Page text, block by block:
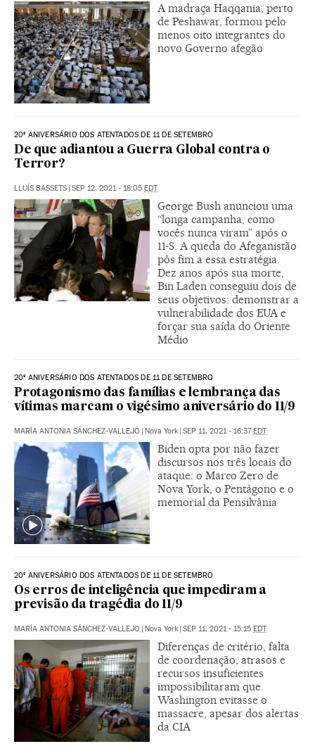
A madraça Haqqania, perto
de Peshawar, formou pelo
menos oito integrantes do
novo Governo afegão
20º ANIVERSÁRIO DOS ATENTADOS DE 11 DE SETEMBRO
De que adiantou a Guerra Global contra o
Terror?
LLUÍS BASSETS | SEP 12, 2021 - 18:05 EDT
George Bush anunciou uma
“longa campanha, como
vocês nunca viram” após o
11-S. A queda do Afeganistão
pôs fim a essa estratégia.
Dez anos após sua morte,
Bin Laden conseguiu dois de
seus objetivos: demonstrar a
vulnerabilidade dos EUA e
forçar sua saída do Oriente
Médio
20º ANIVERSÁRIO DOS ATENTADOS DE 11 DE SETEMBRO
Protagonismo das famílias e lembrança das
vítimas marcam o vigésimo aniversário do 11/9
MARÍA ANTONIA SÁNCHEZ-VALLEJO | Nova York | SEP 11, 2021 - 16:37EDT
Biden opta por não fazer
discursos nos três locais do
ataque: o Marco Zero de
Nova York, o Pentágono e o
memorial da Pensilvânia
20º ANIVERSÁRIO DOS ATENTADOS DE 11 DE SETEMBRO
Os erros de inteligência que impediram a
previsão da tragédia do 11/9
MARÍA ANTONIA SÁNCHEZ-VALLEJO | Nova York | SEP 11, 2021 - 15:15 EDT
Diferenças de critério, falta
de coordenação, atrasos e
recursos insuficientes
impossibilitaram que
Washington evitasse o
massacre, apesar dos alertas
da CIA